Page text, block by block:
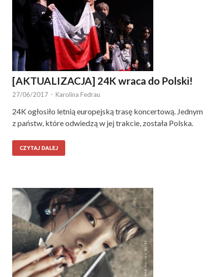
[AKTUALIZACJA] 24K wraca do Polski!
27/06/2017 - Karolina Fedrau
24K ogłosiło letnią europejską trasę koncertową. Jednym
z państw, które odwiedzą w jej trakcie, została Polska.
CZYTAJ DALEJ